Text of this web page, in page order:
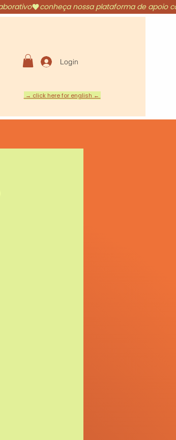
→ click here for english ←
Login